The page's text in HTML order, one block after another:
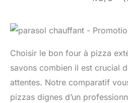
Choisir le bon four à pizza
savons combien il est crucial
attentes. Notre comparatif
pizzas dignes d’un